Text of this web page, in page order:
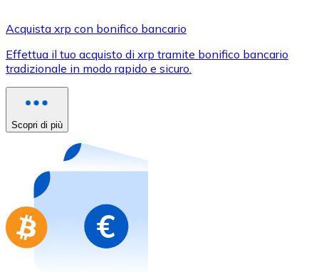
Usa le carte Visa e Mastercard per acquistare
Acquista con carta
Acquista gift card dei tuoi marchi preferiti con
Vai al negozio di carte regalo
Acquista xrp con bonifico bancario
Effettua il tuo acquisto di xrp tramite bonifico bancario
tradizionale in modo rapido e sicuro.
Scopri di più